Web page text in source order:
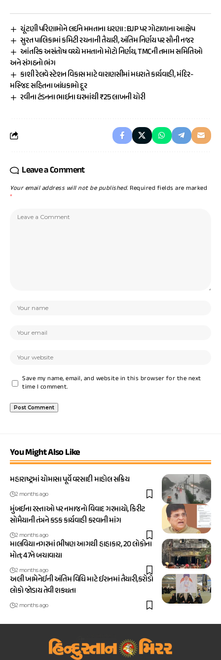
ચૂંટણી પરિણામોને લઈને મમતાના ધરણા : BJP પર ગોટાળાના આક્ષેપ
સુરત પાલિકામાં કમિટી રચનાની તૈયારી, અંતિમ નિર્ણય પર સૌની નજર
આંતરિક અસંતોષ વચ્ચે મમતાનો મોટો નિર્ણય, TMCની તમામ સમિતિઓ
અને સંગઠનો ભંગ
કાશી રેલવે સ્ટેશન વિકાસ માટે વારાણસીમાં મધરાતે કાર્યવાહી, મંદિર-
મસ્જિદ સહિતના બાંધકામો દૂર
રવીના ટંડનના ભાઈના ઘરમાંથી ₹25 લાખની ચોરી
Leave a Comment
Your email address will not be published. Required fields are marked
*
Save my name, email, and website in this browser for the next
time I comment.
You Might Also Like
મહારાષ્ટ્રમાં ચોમાસા પૂર્વે વરસાદી માહોલ સક્રિય
2 months ago
મુંબઈના રસ્તાઓ પર નમાજનો વિવાદ ગરમાયો, કિરીટ
સોમૈયાની તંત્રને કડક કાર્યવાહી કરવાની માંગ
2 months ago
માલવિયા નગરમાં ભીષણ આગથી હાહાકાર, 20 લોકોના
મોત; 47ને બચાવાયા
2 months ago
અલી ખામેનેઈની અંતિમ વિધિ માટે ઈરાનમાં તૈયારી,કરોડો
લોકો જોડાય તેવી શક્યતા
2 months ago